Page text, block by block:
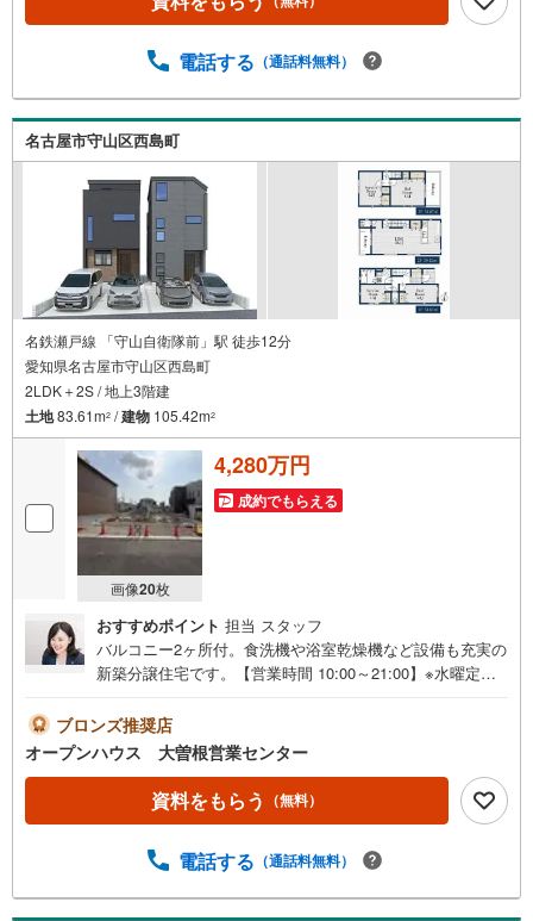
休日を除く・経験豊富なスタッフが物件詳細を丁寧にご説
まで送迎します。・チャイルドシートのご用意ございま
という方も大歓迎です！年間8000棟以上の限定物件を発表
しているオープンハウスだから出会える物件が多数ござい
ます。ぜひお気軽にご連絡・ご相談ください！※限定物件:
当社のみ、もしくは当社を含めた数社でのみご紹介可能な
オープンハウス・ディベロップメントの物件
電話する （通話料無料）
名古屋市守山区西島町
名鉄瀬戸線 「守山自衛隊前」駅 徒歩12分
愛知県名古屋市守山区西島町
2LDK＋2S / 地上3階建
土地83.61m2 /建物 105.42m2
画像20枚
4,280万円
成約でもらえる
おすすめポイント 担当 スタッフ
バルコニー2ヶ所付。食洗機や浴室乾燥機など設備も充実の
新築分譲住宅です。【営業時間 10:00～21:00】※水曜定休
気軽にご連絡ください！現地を見学される場合は「室内・
現地を見学する（無料）」ボタンよりご希望の日時をご記
入いただけますとスムーズにご案内が可能です。◎現地の
ご案内について・平日や夜遅い時間帯もご案内が可能 ※定
休日を除く・経験豊富なスタッフが物件詳細を丁寧にご説
まで送迎します。・チャイルドシートのご用意ございま
ブロンズ推奨店
オープンハウス 大曽根営業センター
資料をもらう （無料）
電話する （通話料無料）